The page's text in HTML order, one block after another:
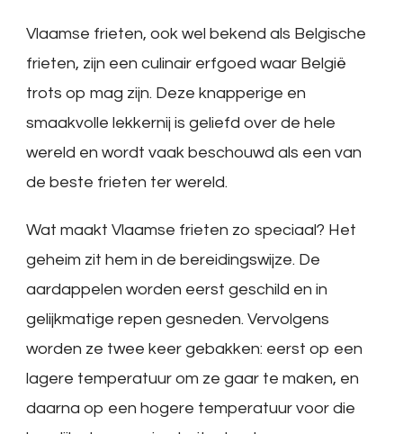
Vlaamse frieten, ook wel bekend als Belgische
frieten, zijn een culinair erfgoed waar België
trots op mag zijn. Deze knapperige en
smaakvolle lekkernij is geliefd over de hele
wereld en wordt vaak beschouwd als een van
de beste frieten ter wereld.
Wat maakt Vlaamse frieten zo speciaal? Het
geheim zit hem in de bereidingswijze. De
aardappelen worden eerst geschild en in
gelijkmatige repen gesneden. Vervolgens
worden ze twee keer gebakken: eerst op een
lagere temperatuur om ze gaar te maken, en
daarna op een hogere temperatuur voor die